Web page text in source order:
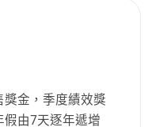
金，季度績效獎
由7天逐年遞增